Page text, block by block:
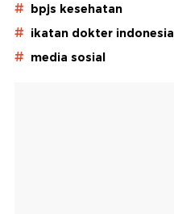
# bpjs kesehatan
# ikatan dokter indonesia
# media sosial